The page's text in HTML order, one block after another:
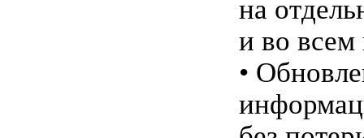
на
и во всем
•